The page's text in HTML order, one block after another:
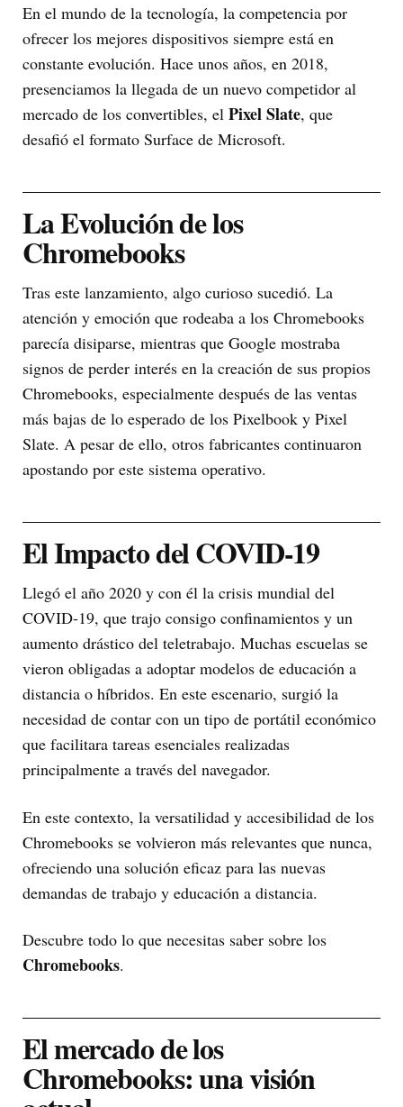
En el mundo de la tecnología, la competencia por
ofrecer los mejores dispositivos siempre está en
constante evolución. Hace unos años, en 2018,
presenciamos la llegada de un nuevo competidor al
mercado de los convertibles, el Pixel Slate, que
desafió el formato Surface de Microsoft.
La Evolución de los
Chromebooks
Tras este lanzamiento, algo curioso sucedió. La
atención y emoción que rodeaba a los Chromebooks
parecía disiparse, mientras que Google mostraba
signos de perder interés en la creación de sus propios
Chromebooks, especialmente después de las ventas
más bajas de lo esperado de los Pixelbook y Pixel
Slate. A pesar de ello, otros fabricantes continuaron
apostando por este sistema operativo.
El Impacto del COVID-19
Llegó el año 2020 y con él la crisis mundial del
COVID-19, que trajo consigo confinamientos y un
aumento drástico del teletrabajo. Muchas escuelas se
vieron obligadas a adoptar modelos de educación a
distancia o híbridos. En este escenario, surgió la
necesidad de contar con un tipo de portátil económico
que facilitara tareas esenciales realizadas
principalmente a través del navegador.
En este contexto, la versatilidad y accesibilidad de los
Chromebooks se volvieron más relevantes que nunca,
ofreciendo una solución eficaz para las nuevas
demandas de trabajo y educación a distancia.
Descubre todo lo que necesitas saber sobre los
Chromebooks.
El mercado de los
Chromebooks: una visión